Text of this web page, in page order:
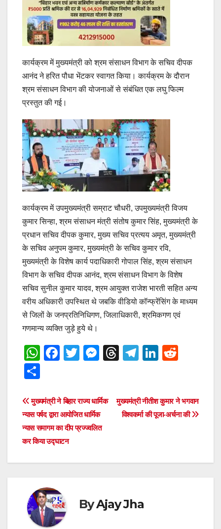
कार्यक्रम में मुख्यमंत्री को श्रम संसाधन विभाग के सचिव दीपक
आनंद ने हरित पौधा भेंटकर स्वागत किया। कार्यक्रम के दौरान
श्रम संसाधन विभाग की योजनाओं से संबंधित एक लघु फिल्म
प्रस्तुत की गई।
कार्यक्रम में उपमुख्यमंत्री सम्राट चौधरी, उपमुख्यमंत्री विजय
कुमार सिन्हा, श्रम संसाधन मंत्री संतोष कुमार सिंह, मुख्यमंत्री के
प्रधान सचिव दीपक कुमार, मुख्य सचिव प्रत्यय अमृत, मुख्यमंत्री
के सचिव अनुपम कुमार, मुख्यमंत्री के सचिव कुमार रवि,
मुख्यमंत्री के विशेष कार्य पदाधिकारी गोपाल सिंह, श्रम संसाधन
विभाग के सचिव दीपक आनंद, श्रम संसाधन विभाग के विशेष
सचिव सुनील कुमार यादव, श्रम आयुक्त राजेश भारती सहित अन्य
वरीय अधिकारी उपस्थित थे जबकि वीडियो कॉन्फ्रेंसिंग के माध्यम
से जिलों के जनप्रतिनिधिगण, जिलाधिकारी, श्रमिकगण एवं
गणमान्य व्यक्ति जुड़े हुये थे।
W
s
A
p
p
F
e
b
o
o
k
T
er
M
e
n
g
T
a
d
T
gr
a
Li
e
dI
di
t
ar
e
Post
navigation
मुख्यमंत्री नीतीश कुमार ने भगवान
विश्वकर्मा की पूजा-अर्चना की
मुख्यमंत्री ने बिहार राज्य धार्मिक
न्यास पर्षद द्वारा आयोजित धार्मिक
न्यास समागम का दीप प्रज्ज्वलित
कर किया उद्घाटन
ByAjay Jha